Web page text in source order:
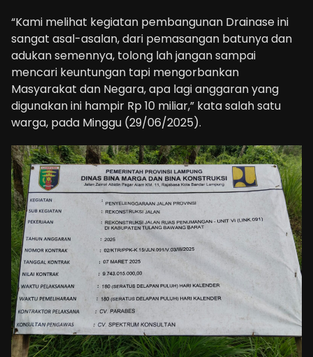
“Kami melihat kegiatan pembangunan Drainase ini
sangat asal-asalan, dari pemasangan batunya dan
adukan semennya, tolong lah jangan sampai
mencari keuntungan tapi mengorbankan
Masyarakat dan Negara, apa lagi anggaran yang
digunakan ini hampir Rp 10 miliar,” kata salah satu
warga, pada Minggu (29/06/2025).